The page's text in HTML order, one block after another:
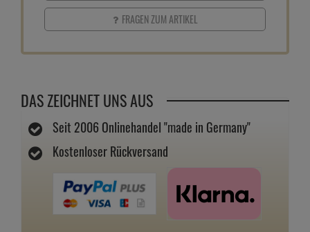
FRAGEN ZUM ARTIKEL
DAS ZEICHNET UNS AUS
Seit 2006 Onlinehandel "made in Germany"
Kostenloser Rückversand